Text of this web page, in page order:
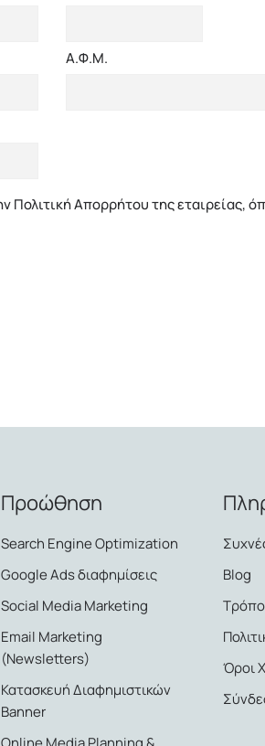
Α.Φ.Μ.
Απορρήτου της εταιρείας,
Προώθηση
Search Engine Optimization
Google Ads διαφημίσεις
Social Media Marketing
Email Marketing
(Newsletters)
Κατασκευή Διαφημιστικών
Banner
Blog
Όροι